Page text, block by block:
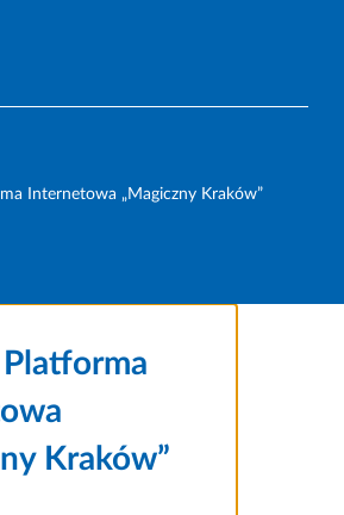
Internetowa „Magiczny Kraków”
Kraków”